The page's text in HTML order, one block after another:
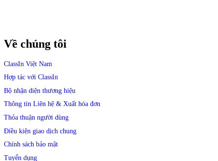
Về chúng tôi
ClassIn Việt Nam​
Hợp tác với ClassIn
Bộ nhận diện thương hiệu
Thông tin Liên hệ & Xuất hóa đơn​
Thỏa thuận người dùng​
Điều kiện giao dịch chung
Chính sách bảo mật​
Tuyển dụng​